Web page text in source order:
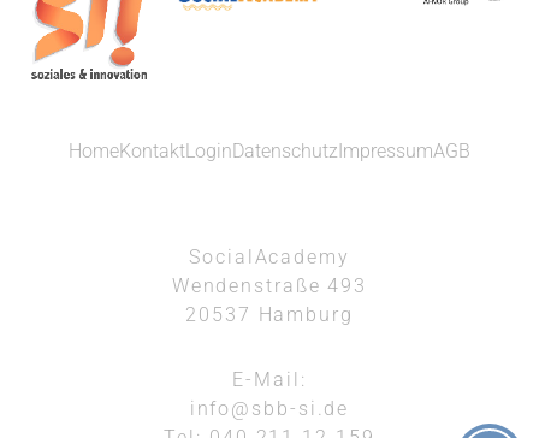
HomeKontaktLoginDatenschutzImpressumAGB
SocialAcademy
Wendenstraße 493
20537 Hamburg
E-Mail:
info@sbb-si.de